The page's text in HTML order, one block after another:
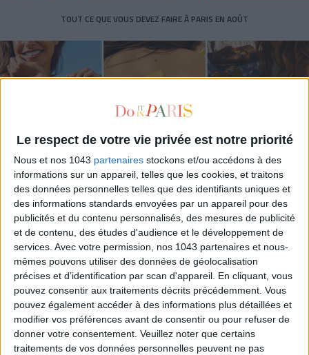
Le respect de votre vie privée est notre priorité
Nous et nos 1043 partenaires stockons et/ou accédons à des
informations sur un appareil, telles que les cookies, et traitons
des données personnelles telles que des identifiants uniques et
des informations standards envoyées par un appareil pour des
publicités et du contenu personnalisés, des mesures de publicité
et de contenu, des études d'audience et le développement de
services. Avec votre permission, nos 1043 partenaires et nous-
mêmes pouvons utiliser des données de géolocalisation
précises et d’identification par scan d'appareil. En cliquant, vous
pouvez consentir aux traitements décrits précédemment. Vous
pouvez également accéder à des informations plus détaillées et
modifier vos préférences avant de consentir ou pour refuser de
donner votre consentement. Veuillez noter que certains
traitements de vos données personnelles peuvent ne pas
TOUT CE QUE VOUS DEVEZ FAIRE À PARIS EN AOÛT
LES SPF 50 QUI DONNENT ENVIE DE SE TARTINER